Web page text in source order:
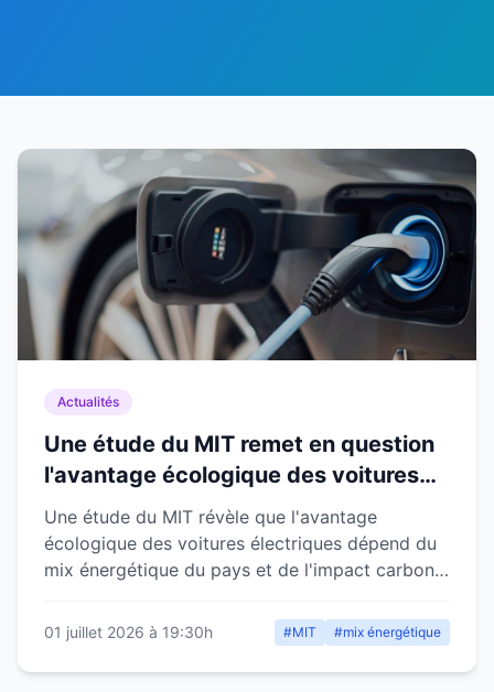
Actualités
Une étude du MIT remet en question
l'avantage écologique des voitures
électriques selon le mix énergétique
Une étude du MIT révèle que l'avantage
écologique des voitures électriques dépend du
mix énergétique du pays et de l'impact carbone
01 juillet 2026 à 19:30h #MIT #mix énergétique